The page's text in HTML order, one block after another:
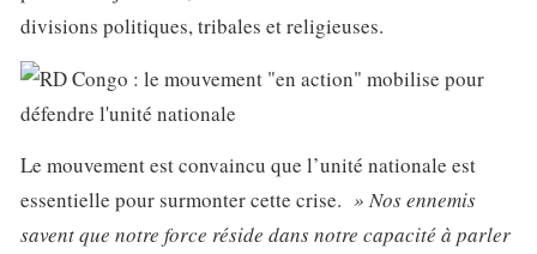
divisions politiques, tribales et religieuses.
Le mouvement est convaincu que l’unité nationale est
essentielle pour surmonter cette crise. » Nos ennemis
savent que notre force réside dans notre capacité à parler